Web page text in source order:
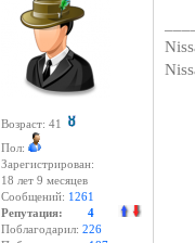
Возраст: 41
Пол:
Зарегистрирован:
18 лет 9 месяцев
Сообщений: 1261
Репутация: 4
Поблагодарил: 226